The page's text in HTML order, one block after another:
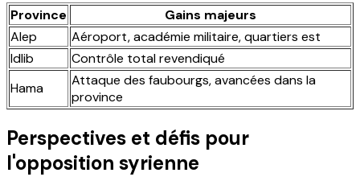
Province
Gains majeurs
Alep
Aéroport, académie militaire, quartiers est
Idlib
Contrôle total revendiqué
Hama
Attaque des faubourgs, avancées dans la
province
Perspectives et défis pour
l'opposition syrienne